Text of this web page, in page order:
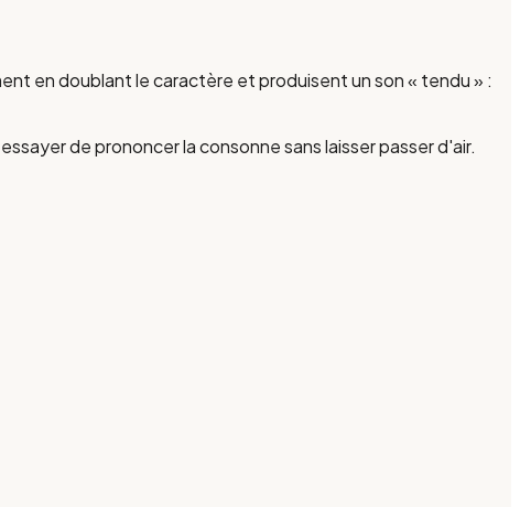
en doublant le caractère et produisent un son « tendu » :
de prononcer la consonne sans laisser passer d'air.